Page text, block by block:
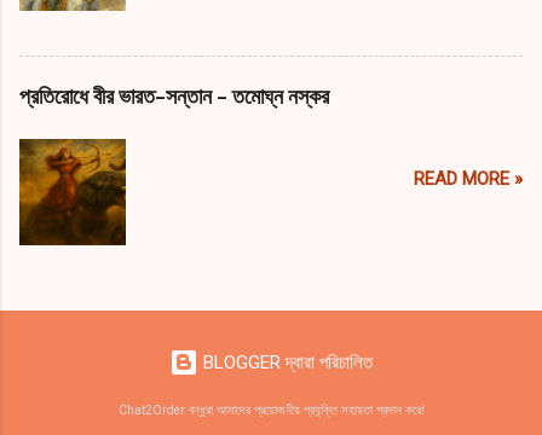
প্রতিরোধে বীর ভারত-সন্তান - তমোঘ্ন নস্কর
READ MORE »
BLOGGER দ্বারা পরিচালিত
Chat2Order বন্ধুরা আমাদের প্রয়োজনীয় প্রযুক্তি সহায়তা প্রদান করে!